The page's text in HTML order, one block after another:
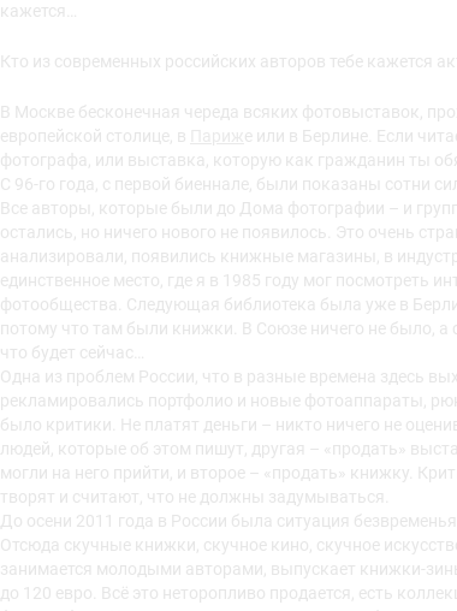
кажется…
Кто из современных российских авторов тебе кажется
В Москве бесконечная череда всяких фотовыставок,
европейской столице, в
е или в Берлине. Если
фотографа, или выставка, которую как гражданин ты
С 96-го года, с первой биеннале, были показаны сотни
Все авторы, которые были до Дома фотографии – и
остались, но ничего нового не появилось. Это очень
анализировали, появились книжные магазины, в
единственное место, где я в 1985 году мог посмотреть
фотообщества. Следующая библиотека была уже в
потому что там были книжки. В Союзе ничего не было, а
что будет сейчас…
Одна из проблем России, что в разные времена здесь
рекламировались портфолио и новые фотоаппараты,
было критики. Не платят деньги – никто ничего не
людей, которые об этом пишут, другая – «продать»
могли на него прийти, и второе – «продать» книжку.
творят и считают, что не должны задумываться.
До осени 2011 года в России была ситуация
Отсюда скучные книжки, скучное кино, скучное
занимается молодыми авторами, выпускает книжки-
до 120 евро. Всё это неторопливо продается, есть